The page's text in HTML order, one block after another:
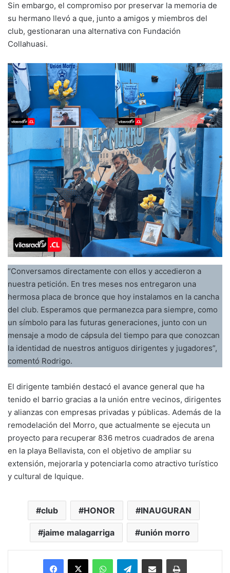
Sin embargo, el compromiso por preservar la memoria de
su hermano llevó a que, junto a amigos y miembros del
club, gestionaran una alternativa con Fundación
Collahuasi.
“Conversamos directamente con ellos y accedieron a
nuestra petición. En tres meses nos entregaron una
hermosa placa de bronce que hoy instalamos en la cancha
del club. Esperamos que permanezca para siempre, como
un símbolo para las futuras generaciones, junto con un
mensaje a modo de cápsula del tiempo para que conozcan
la identidad de nuestros antiguos dirigentes y jugadores”,
comentó Rodrigo.
El dirigente también destacó el avance general que ha
tenido el barrio gracias a la unión entre vecinos, dirigentes
y alianzas con empresas privadas y públicas. Además de la
remodelación del Morro, que actualmente se ejecuta un
proyecto para recuperar 836 metros cuadrados de arena
en la playa Bellavista, con el objetivo de ampliar su
extensión, mejorarla y potenciarla como atractivo turístico
y cultural de Iquique.
club HONOR INAUGURAN
jaime malagarriga unión morro
Facebook
X WhatsAppTelegramEnviar vía email Imprimir